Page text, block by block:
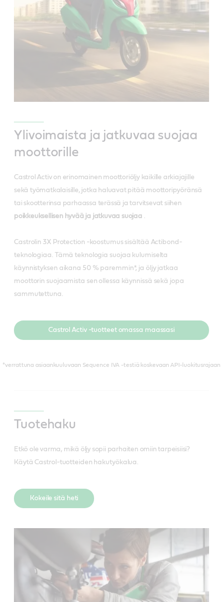
Ylivoimaista ja jatkuvaa suojaa
moottorille
Castrol Activ on erinomainen moottoriöljy kaikille arkiajajille
sekä työmatkalaisille, jotka haluavat pitää moottoripyöränsä
tai skootterinsa parhaassa terässä ja tarvitsevat siihen
poikkeuksellisen hyvää ja jatkuvaa suojaa .
Castrolin 3X Protection -koostumus sisältää Actibond-
teknologiaa. Tämä teknologia suojaa kulumiselta
käynnistyksen aikana 50 % paremmin*, ja öljy jatkaa
moottorin suojaamista sen ollessa käynnissä sekä jopa
sammutettuna.
Castrol Activ -tuotteet omassa maassasi
*verrattuna asiaankuuluvaan Sequence IVA -testiä koskevaan API-luokitusrajaan
Tuotehaku
Etkö ole varma, mikä öljy sopii parhaiten omiin tarpeisiisi?
Käytä Castrol-tuotteiden hakutyökalua.
Kokeile sitä heti